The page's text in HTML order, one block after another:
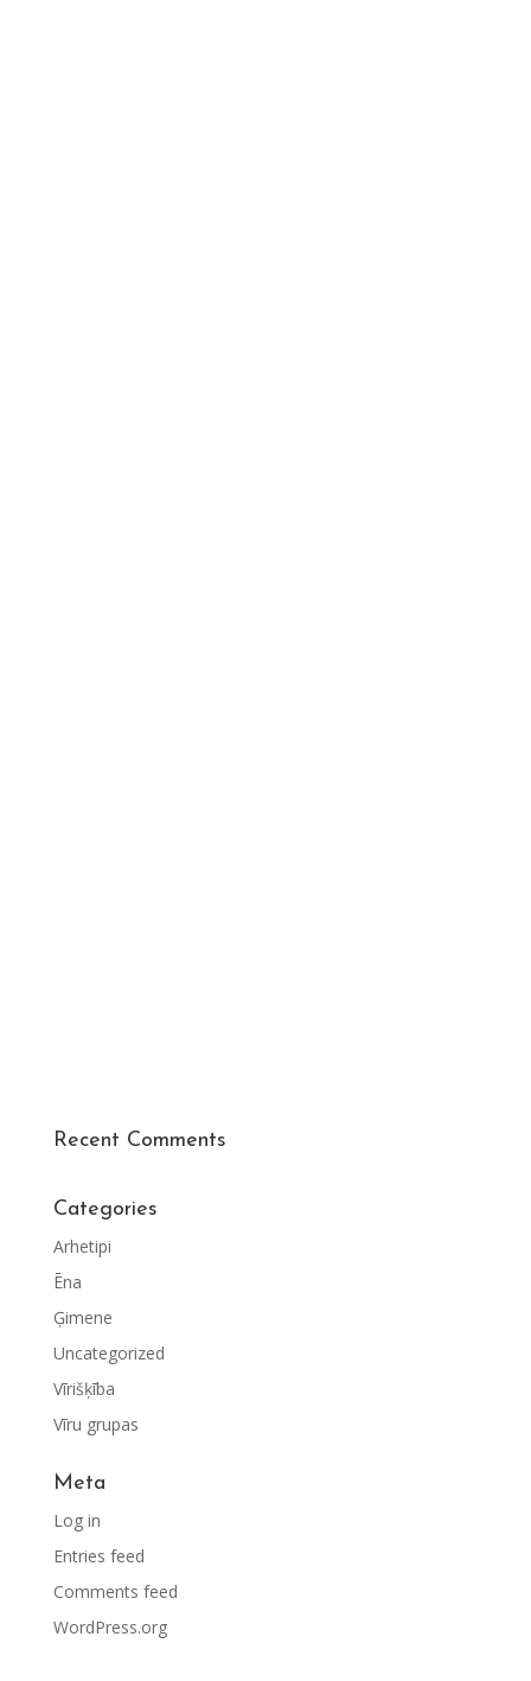
Recent Comments
Categories
Arhetipi
Ēna
Ģimene
Uncategorized
Vīrišķība
Vīru grupas
Meta
Log in
Entries feed
Comments feed
WordPress.org